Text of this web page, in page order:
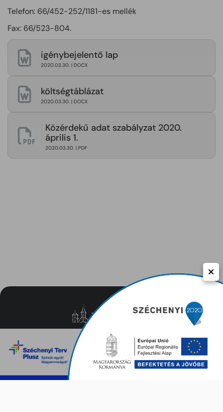
Telefon: 66/452-252/1181-es mellék
Fax: 66/523-804.
igénybejelentő lap
2020.03.30. | DOCX
költségtáblázat
2020.03.30. | DOCX
Közérdekű adat szabályzat 2020.
április 1.
2020.03.30. | PDF
Közérdekű adatok
Adatvédelem